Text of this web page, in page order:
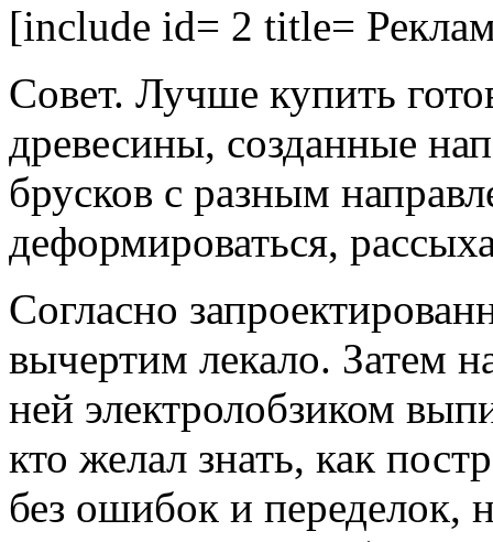
[include id= 2 title=
Совет. Лучше купить
древесины, созданные
брусков с разным
деформироваться,
Согласно
вычертим лекало. Затем
ней электролобзиком
кто желал знать, как
без ошибок и переделок,